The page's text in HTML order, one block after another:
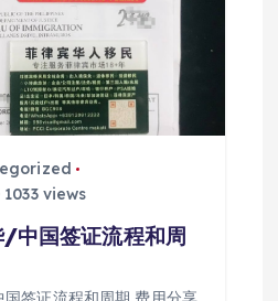
1033 views
中国签证流程和周